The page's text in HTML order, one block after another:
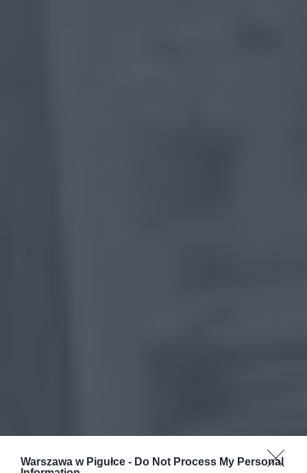
Warszawa w Pigułce - Do Not Process My Personal